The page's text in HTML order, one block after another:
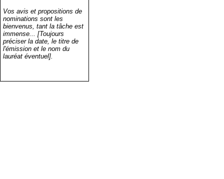
Vos avis et propositions de
nominations sont les
bienvenus, tant la tâche est
immense... [Toujours
préciser la date, le titre de
l'émission et le nom du
lauréat éventuel].